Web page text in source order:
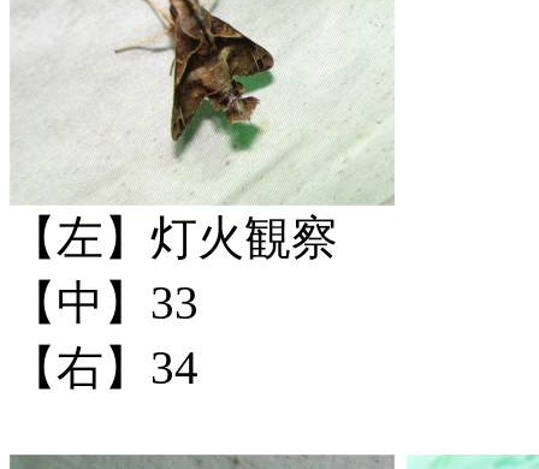
【左】灯火観察
【中】33
【右】34